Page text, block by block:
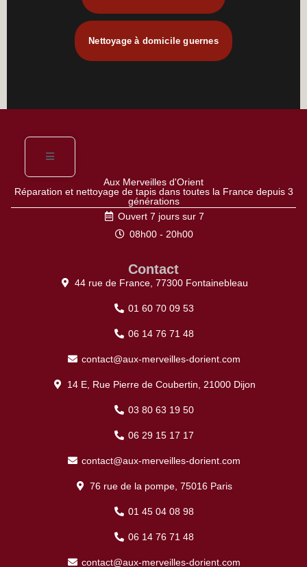
Nettoyage à domicile guernes
Aux Merveilles d'Orient
Réparation et nettoyage de tapis dans toutes la France depuis 3
générations
Ouvert 7 jours sur 7
08h00 - 20h00
Contact
44 rue de France, 77300 Fontainebleau
01 60 70 09 53
06 14 76 71 48
contact@aux-merveilles-dorient.com
14 E, Rue Pierre de Coubertin, 21000 Dijon
03 80 63 19 50
06 29 15 17 17
contact@aux-merveilles-dorient.com
76 rue de la pompe, 75016 Paris
01 45 04 08 98
06 14 76 71 48
contact@aux-merveilles-dorient.com